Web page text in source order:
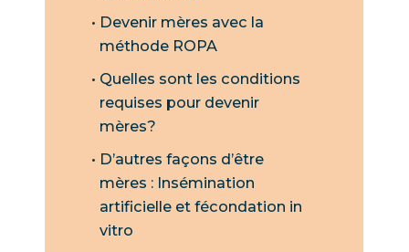
Devenir mères avec la
méthode ROPA
Quelles sont les conditions
requises pour devenir
mères?
D’autres façons d’être
mères : Insémination
artificielle et fécondation in
vitro